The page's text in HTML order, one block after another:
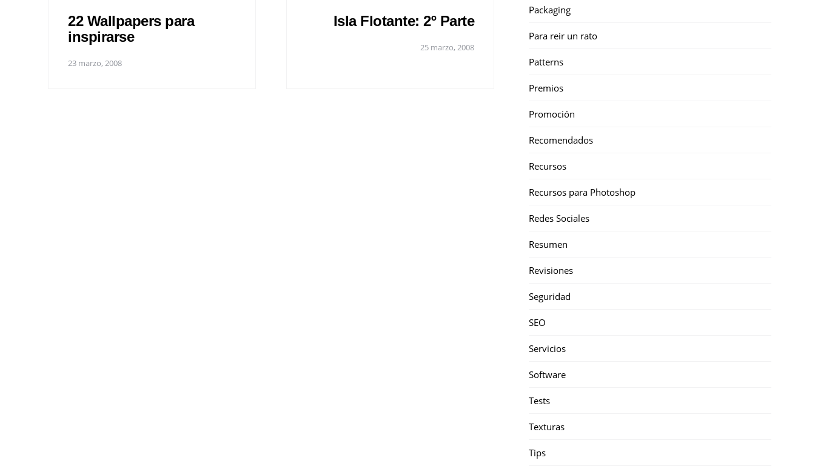
22 Wallpapers para
inspirarse
23 marzo, 2008
Isla Flotante: 2º Parte
25 marzo, 2008
Packaging
Para reir un rato
Patterns
Premios
Promoción
Recomendados
Recursos
Recursos para Photoshop
Redes Sociales
Resumen
Revisiones
Seguridad
SEO
Servicios
Software
Tests
Texturas
Tips